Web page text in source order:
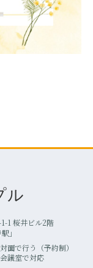
ル
1 桜井ビル2階
」
で行う（予約制）
議室で対応